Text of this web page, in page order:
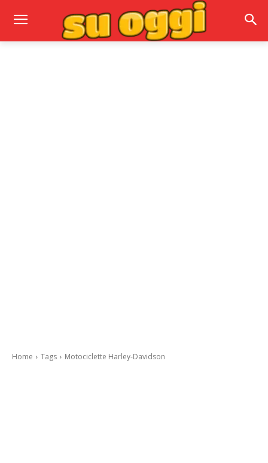
Home Tags Motociclette Harley-Davidson